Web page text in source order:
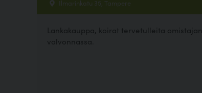
Ilmarinkatu 35, Tampere
Lankakauppa, koirat tervetulleita omistajan
valvonnassa.